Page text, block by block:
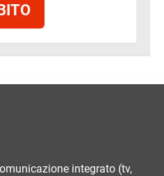
integrato (tv,